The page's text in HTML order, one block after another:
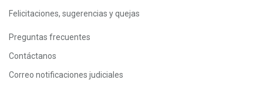
Felicitaciones, sugerencias y quejas
Preguntas frecuentes
Contáctanos
Correo notificaciones judiciales